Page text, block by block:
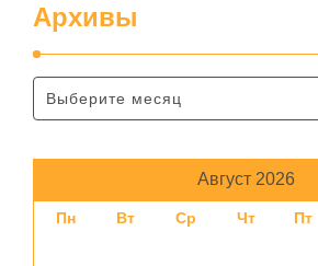
Архивы
Август 2026
Пн Вт Ср Чт Пт